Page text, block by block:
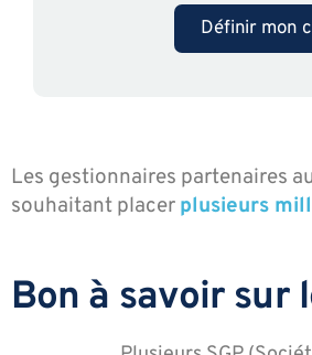
Définir mon
Les gestionnaires partenaires
souhaitant placer plusieurs
Bon à savoir sur